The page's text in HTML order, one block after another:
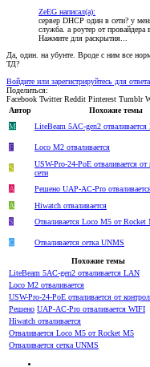
ZeEG написал(а):
сервер DHCP один в сети? у
служба. а роутер от провайдера
Нажмите для раскрытия...
Да, один. на убунте. Вроде с ним все
ТД?
Войдите или зарегистрируйтесь для ответа.
Поделиться:
Facebook Twitter Reddit Pinterest Tumblr
Автор
Похожие темы
M
LiteBeam 5AC-gen2
F
Loco M2 отваливается
S
USW-Pro-24-PoE отваливается от
сети
A
Решено UAP-AC-Pro
А
Hiwatch отваливается
S
Отваливается Loco M5 от Rocket
C
Отваливается сетка UNMS
Похожие темы
LiteBeam 5AC-gen2 отваливается LAN
Loco M2 отваливается
USW-Pro-24-PoE отваливается от
Решено UAP-AC-Pro отваливается WIFI
Hiwatch отваливается
Отваливается Loco M5 от Rocket M5
Отваливается сетка UNMS